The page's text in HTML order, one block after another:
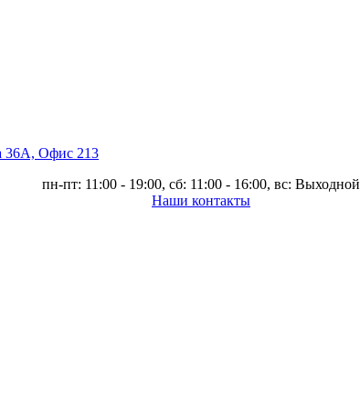
36А, Офис 213
пн-пт: 11:00 - 19:00, сб: 11:00 - 16:00, вс: Выходной
Наши контакты